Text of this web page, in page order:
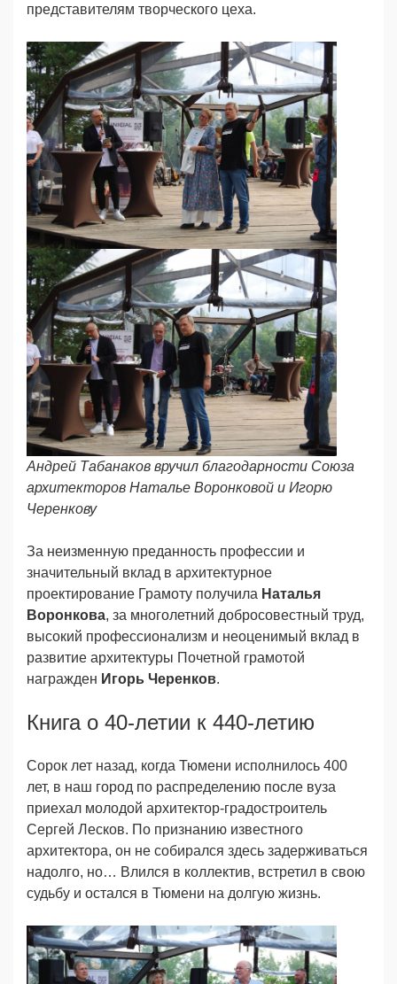
представителям творческого цеха.
Андрей Табанаков вручил благодарности Союза
архитекторов Наталье Воронковой и Игорю
Черенкову
За неизменную преданность профессии и
значительный вклад в архитектурное
проектирование Грамоту получила Наталья
Воронкова, за многолетний добросовестный труд,
высокий профессионализм и неоценимый вклад в
развитие архитектуры Почетной грамотой
награжден Игорь Черенков.
Книга о 40-летии к 440-летию
Сорок лет назад, когда Тюмени исполнилось 400
лет, в наш город по распределению после вуза
приехал молодой архитектор-градостроитель
Сергей Лесков. По признанию известного
архитектора, он не собирался здесь задерживаться
надолго, но… Влился в коллектив, встретил в свою
судьбу и остался в Тюмени на долгую жизнь.